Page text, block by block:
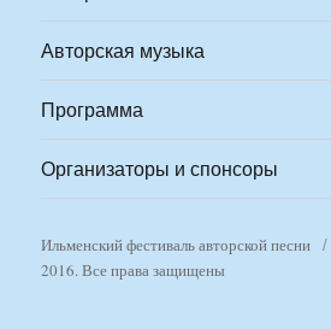
Авторская музыка
Программа
Организаторы и спонсоры
Ильменский фестиваль авторской песни
2016. Все права защищены